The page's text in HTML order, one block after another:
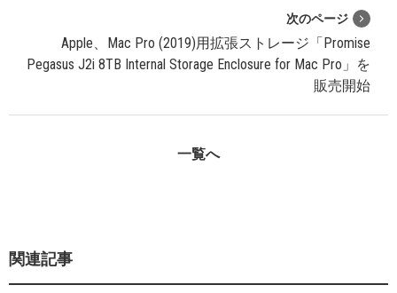
次のページ
Apple、Mac Pro (2019)用拡張ストレージ「Promise
Pegasus J2i 8TB Internal Storage Enclosure for Mac Pro」を
販売開始
一覧へ
関連記事